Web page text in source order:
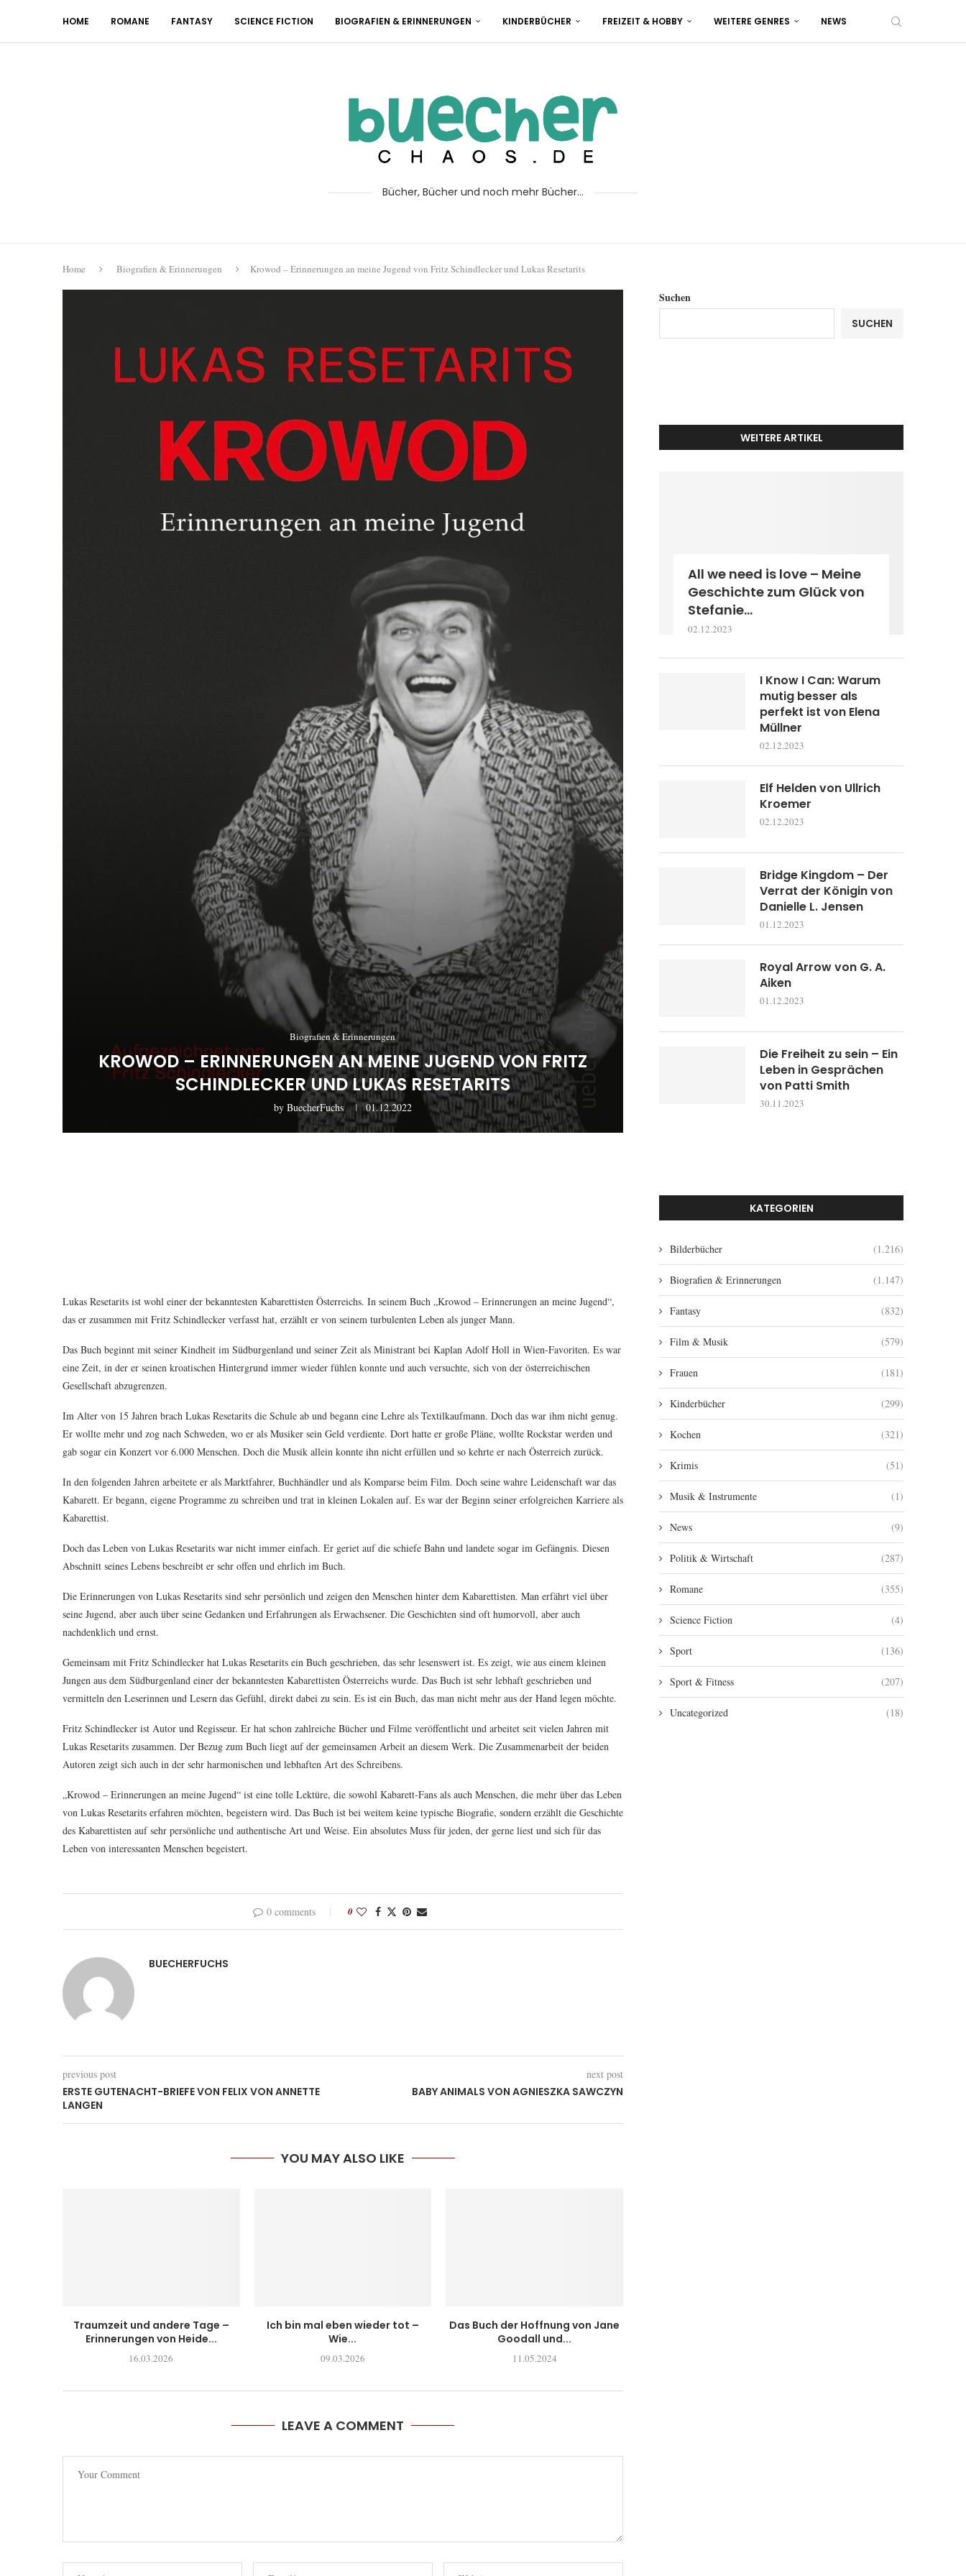
HOME ROMANE FANTASY SCIENCE FICTION BIOGRAFIEN & ERINNERUNGEN KINDERBÜCHER FREIZEIT & HOBBY WEITERE GENRES NEWS
Bücher, Bücher und noch mehr Bücher...
Home Biografien & Erinnerungen Krowod – Erinnerungen an meine Jugend von Fritz Schindlecker und Lukas Resetarits
Biografien & Erinnerungen
KROWOD – ERINNERUNGEN AN MEINE JUGEND VON FRITZ
SCHINDLECKER UND LUKAS RESETARITS
by BuecherFuchs 01.12.2022
Lukas Resetarits ist wohl einer der bekanntesten Kabarettisten Österreichs. In seinem Buch „Krowod – Erinnerungen an meine Jugend“,
das er zusammen mit Fritz Schindlecker verfasst hat, erzählt er von seinem turbulenten Leben als junger Mann.
Das Buch beginnt mit seiner Kindheit im Südburgenland und seiner Zeit als Ministrant bei Kaplan Adolf Holl in Wien-Favoriten. Es war
eine Zeit, in der er seinen kroatischen Hintergrund immer wieder fühlen konnte und auch versuchte, sich von der österreichischen
Gesellschaft abzugrenzen.
Im Alter von 15 Jahren brach Lukas Resetarits die Schule ab und begann eine Lehre als Textilkaufmann. Doch das war ihm nicht genug.
Er wollte mehr und zog nach Schweden, wo er als Musiker sein Geld verdiente. Dort hatte er große Pläne, wollte Rockstar werden und
gab sogar ein Konzert vor 6.000 Menschen. Doch die Musik allein konnte ihn nicht erfüllen und so kehrte er nach Österreich zurück.
In den folgenden Jahren arbeitete er als Marktfahrer, Buchhändler und als Komparse beim Film. Doch seine wahre Leidenschaft war das
Kabarett. Er begann, eigene Programme zu schreiben und trat in kleinen Lokalen auf. Es war der Beginn seiner erfolgreichen Karriere als
Kabarettist.
Doch das Leben von Lukas Resetarits war nicht immer einfach. Er geriet auf die schiefe Bahn und landete sogar im Gefängnis. Diesen
Abschnitt seines Lebens beschreibt er sehr offen und ehrlich im Buch.
Die Erinnerungen von Lukas Resetarits sind sehr persönlich und zeigen den Menschen hinter dem Kabarettisten. Man erfährt viel über
seine Jugend, aber auch über seine Gedanken und Erfahrungen als Erwachsener. Die Geschichten sind oft humorvoll, aber auch
nachdenklich und ernst.
Gemeinsam mit Fritz Schindlecker hat Lukas Resetarits ein Buch geschrieben, das sehr lesenswert ist. Es zeigt, wie aus einem kleinen
Jungen aus dem Südburgenland einer der bekanntesten Kabarettisten Österreichs wurde. Das Buch ist sehr lebhaft geschrieben und
vermitteln den Leserinnen und Lesern das Gefühl, direkt dabei zu sein. Es ist ein Buch, das man nicht mehr aus der Hand legen möchte.
Fritz Schindlecker ist Autor und Regisseur. Er hat schon zahlreiche Bücher und Filme veröffentlicht und arbeitet seit vielen Jahren mit
Lukas Resetarits zusammen. Der Bezug zum Buch liegt auf der gemeinsamen Arbeit an diesem Werk. Die Zusammenarbeit der beiden
Autoren zeigt sich auch in der sehr harmonischen und lebhaften Art des Schreibens.
„Krowod – Erinnerungen an meine Jugend“ ist eine tolle Lektüre, die sowohl Kabarett-Fans als auch Menschen, die mehr über das Leben
von Lukas Resetarits erfahren möchten, begeistern wird. Das Buch ist bei weitem keine typische Biografie, sondern erzählt die Geschichte
des Kabarettisten auf sehr persönliche und authentische Art und Weise. Ein absolutes Muss für jeden, der gerne liest und sich für das
Leben von interessanten Menschen begeistert.
0 comments 0
BUECHERFUCHS
previous post
ERSTE GUTENACHT-BRIEFE VON FELIX VON ANNETTE
LANGEN
next post
BABY ANIMALS VON AGNIESZKA SAWCZYN
YOU MAY ALSO LIKE
Traumzeit und andere Tage –
Erinnerungen von Heide...
16.03.2026
Ich bin mal eben wieder tot –
Wie...
09.03.2026
Das Buch der Hoffnung von Jane
Goodall und...
11.05.2024
LEAVE A COMMENT
Suchen
SUCHEN
WEITERE ARTIKEL
All we need is love – Meine
Geschichte zum Glück von
Stefanie...
02.12.2023
I Know I Can: Warum
mutig besser als
perfekt ist von Elena
Müllner
02.12.2023
Elf Helden von Ullrich
Kroemer
02.12.2023
Bridge Kingdom – Der
Verrat der Königin von
Danielle L. Jensen
01.12.2023
Royal Arrow von G. A.
Aiken
01.12.2023
Die Freiheit zu sein – Ein
Leben in Gesprächen
von Patti Smith
30.11.2023
KATEGORIEN
Bilderbücher (1.216)
Biografien & Erinnerungen (1.147)
Fantasy (832)
Film & Musik (579)
Frauen (181)
Kinderbücher (299)
Kochen (321)
Krimis (51)
Musik & Instrumente (1)
News (9)
Politik & Wirtschaft (287)
Romane (355)
Science Fiction (4)
Sport (136)
Sport & Fitness (207)
Uncategorized (18)